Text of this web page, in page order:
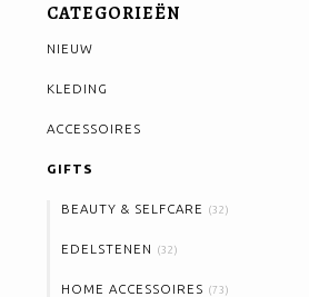
CATEGORIEËN
NIEUW
KLEDING
ACCESSOIRES
GIFTS
BEAUTY & SELFCARE (32)
EDELSTENEN (32)
HOME ACCESSOIRES (73)